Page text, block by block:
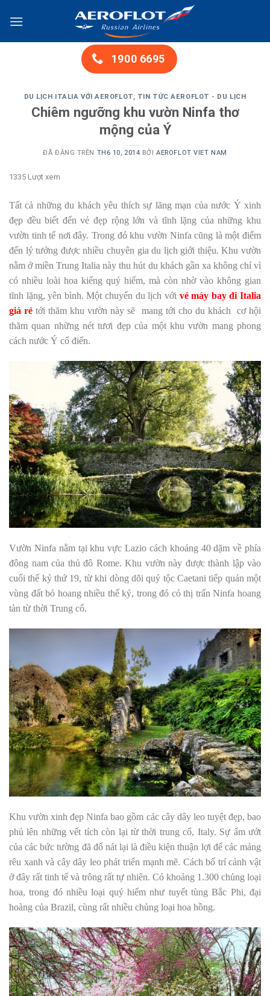
đến
1900 6695
DU LỊCH ITALIA VỚI AEROFLOT, TIN TỨC AEROFLOT - DU LỊCH
Chiêm ngưỡng khu vườn Ninfa thơ
mộng của Ý
ĐÃ ĐĂNG TRÊN TH6 10, 2014 BỞIAEROFLOT VIET NAM
1335 Lượt xem
Tất cả những du khách yêu thích sự lãng mạn của nước Ý xinh
đẹp đều biết đến vẻ đẹp rộng lớn và tĩnh lặng của những khu
vườn tinh tế nơi đây. Trong đó khu vườn Ninfa cũng là một điểm
đến lý tưởng được nhiều chuyên gia du lịch giới thiệu. Khu vườn
nằm ở miền Trung Italia này thu hút du khách gần xa không chỉ vì
có nhiều loài hoa kiểng quý hiếm, mà còn nhờ vào không gian
tĩnh lặng, yên bình. Một chuyến du lịch với vé máy bay đi Italia
giá rẻ tới thăm khu vườn này sẽ mang tới cho du khách cơ hội
thăm quan những nét tươi đẹp của một khu vườn mang phong
cách nước Ý cổ điển.
Vườn Ninfa nằm tại khu vực Lazio cách khoảng 40 dặm về phía
đông nam của thủ đô Rome. Khu vườn này được thành lập vào
cuối thế kỷ thứ 19, từ khi dòng dõi quý tộc Caetani tiếp quản một
vùng đất bỏ hoang nhiều thế kỷ, trong đó có thị trấn Ninfa hoang
tàn từ thời Trung cổ.
Khu vườn xinh đẹp Ninfa bao gồm các cây dây leo tuyệt đẹp, bao
phủ lên những vết tích còn lại từ thời trung cổ, Italy. Sự ẩm ướt
của các bức tường đã đổ nát lại là điều kiện thuận lợi để các mảng
rêu xanh và cây dây leo phát triển mạnh mẽ. Cách bố trí cảnh vật
ở đây rất tinh tế và trông rất tự nhiên. Có khoảng 1.300 chủng loại
hoa, trong đó nhiều loại quý hiếm như tuyết tùng Bắc Phi, đại
hoàng của Brazil, cùng rất nhiều chủng loại hoa hồng.